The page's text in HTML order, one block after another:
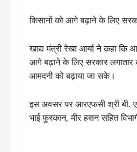
किसानों को आगे बढ़ाने के लिए
खाद्य मंत्री रेखा आर्या ने कहा
आगे बढ़ाने के लिए सरकार लगातार
आमदनी को बढ़ाया जा सके।
इस अवसर पर आरएफसी श्री बी.
भाई फुरकान, मीर हसन सहित